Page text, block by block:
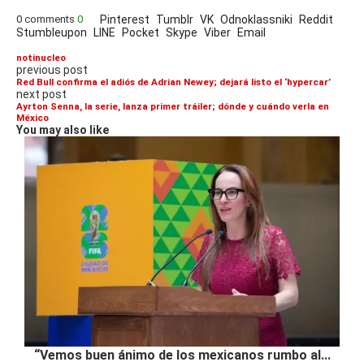
0 comments 0 Pinterest Tumblr VK Odnoklassniki
Reddit
Stumbleupon
LINE Pocket Skype Viber Email
notinucleo
previous post
Red Bull confirma el adiós de Adrian Newey; dejará listo el ‘hypercar’
next post
Ayrton Senna, la serie, lanza primer tráiler; dónde y cuándo verla en
México
You may also like
“Vemos buen ánimo de los mexicanos rumbo al...